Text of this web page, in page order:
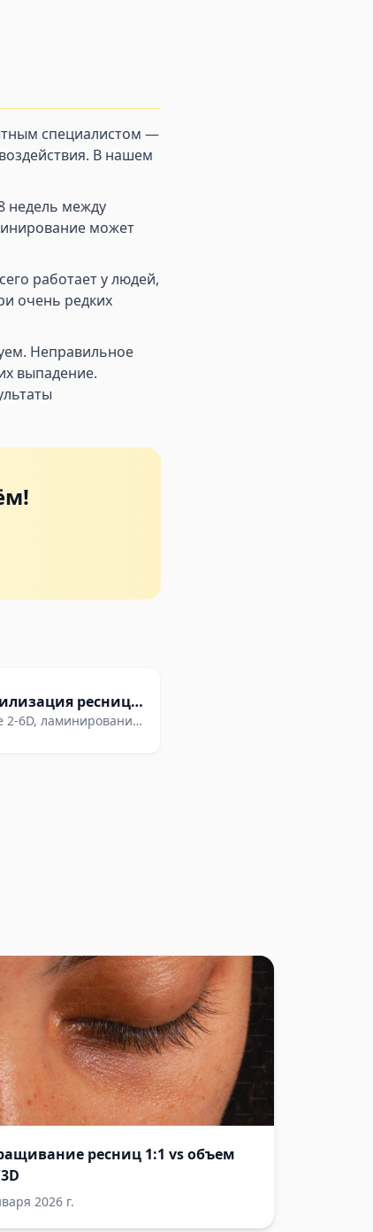
специалистом —
В нашем
недель между
может
работает у людей,
очень редких
Неправильное
выпадение.
Наращивание и стилизация ресниц в Белостоке
6D, ламинирование
ресниц 1:1 vs объем
2026 г.